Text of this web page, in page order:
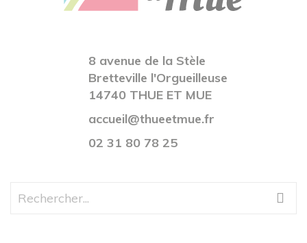
8 avenue de la Stèle
Bretteville l'Orgueilleuse
14740 THUE ET MUE
accueil@thueetmue.fr
02 31 80 78 25